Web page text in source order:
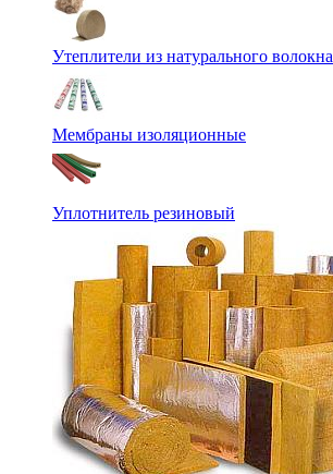
Утеплители из натурального волокна
Мембраны изоляционные
Уплотнитель резиновый